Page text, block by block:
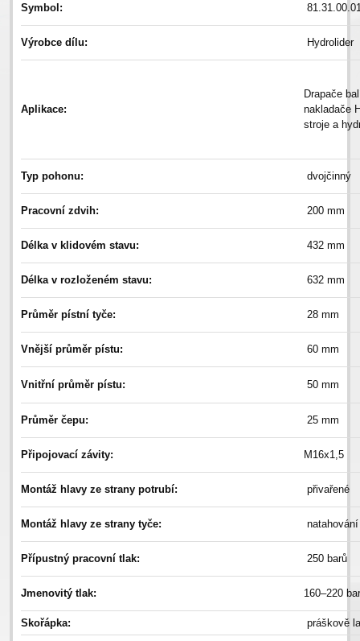
Symbol:
Výrobce dílu: Hydrolider
Aplikace:
Drapače
nakladače
stroje a
Typ pohonu: dvojčinný
Pracovní zdvih: 200 mm
Délka v klidovém stavu: 432 mm
Délka v rozloženém stavu: 632 mm
Průměr pístní tyče: 28 mm
Vnější průměr pístu: 60 mm
Vnitřní průměr pístu: 50 mm
Průměr čepu: 25 mm
Připojovací závity: M16x1,5
Montáž hlavy ze strany potrubí: přivařené
Montáž hlavy ze strany tyče: natahování
Přípustný pracovní tlak: 250 barů
Jmenovitý tlak: 160–220
Skořápka: práškově